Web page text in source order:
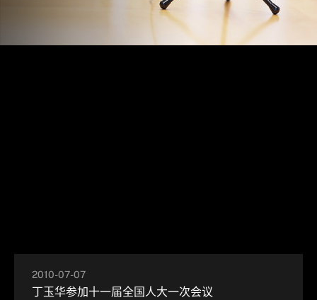
2010-07-07
丁玉华参加十一届全国人大一次会议